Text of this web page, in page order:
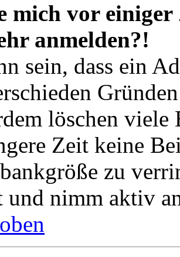
mich vor
anmelden?!
sein, dass ein
löschen viele
Zeit keine
zu
und nimm aktiv